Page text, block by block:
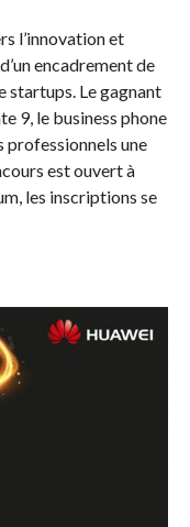
l’innovation et
encadrement de
startups. Le gagnant
9, le business phone
une
est ouvert à
les inscriptions se